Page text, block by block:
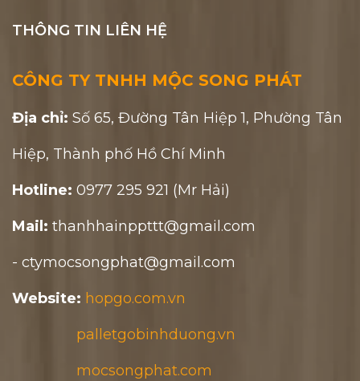
THÔNG TIN LIÊN HỆ
CÔNG TY TNHH MỘC SONG PHÁT
Địa chỉ: Số 65, Đường Tân Hiệp 1, Phường Tân
Hiệp, Thành phố Hồ Chí Minh
Hotline: 0977 295 921 (Mr Hải)
Mail: thanhhainppttt@gmail.com
- ctymocsongphat@gmail.com
Website: hopgo.com.vn
palletgobinhduong.vn
mocsongphat.com